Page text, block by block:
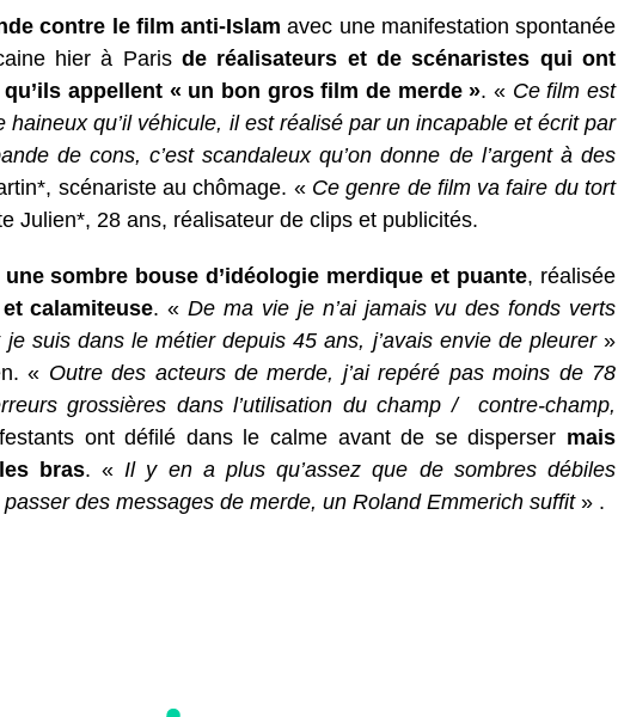
contre le film anti-Islam avec une manifestation spontanée
hier à Paris de réalisateurs et de scénaristes qui ont
appellent « un bon gros film de merde ». « Ce film est
qu’il véhicule, il est réalisé par un incapable et écrit par
de cons, c’est scandaleux qu’on donne de l’argent à des
scénariste au chômage. « Ce genre de film va faire du tort
Julien*, 28 ans, réalisateur de clips et publicités.
une sombre bouse d’idéologie merdique et puante, réalisée
calamiteuse. «De ma vie je n’ai jamais vu des fonds verts
suis dans le métier depuis 45 ans, j’avais envie de pleurer»
« Outre des acteurs de merde, j’ai repéré pas moins de 78
grossières dans l’utilisation du champ / contre-champ,
ont défilé dans le calme avant de se disperser mais
bras. «Il y en a plus qu’assez que de sombres débiles
des messages de merde, un Roland Emmerich suffit» .